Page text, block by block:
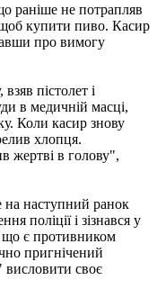
раніше не потрапляв
купити пиво. Касир
про вимогу
пістолет і
в медичній масці,
Коли касир знову
хлопця.
жертві в голову",
на наступний ранок
поліції і зізнався у
що є противником
пригнічений
висловити своє